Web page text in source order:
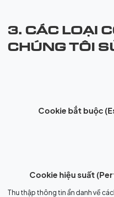
3. CÁC LOẠI
CHÚNG TÔI
Cookie bắt buộc
Cookie hiệu suất
Thu thập thông tin ẩn danh về